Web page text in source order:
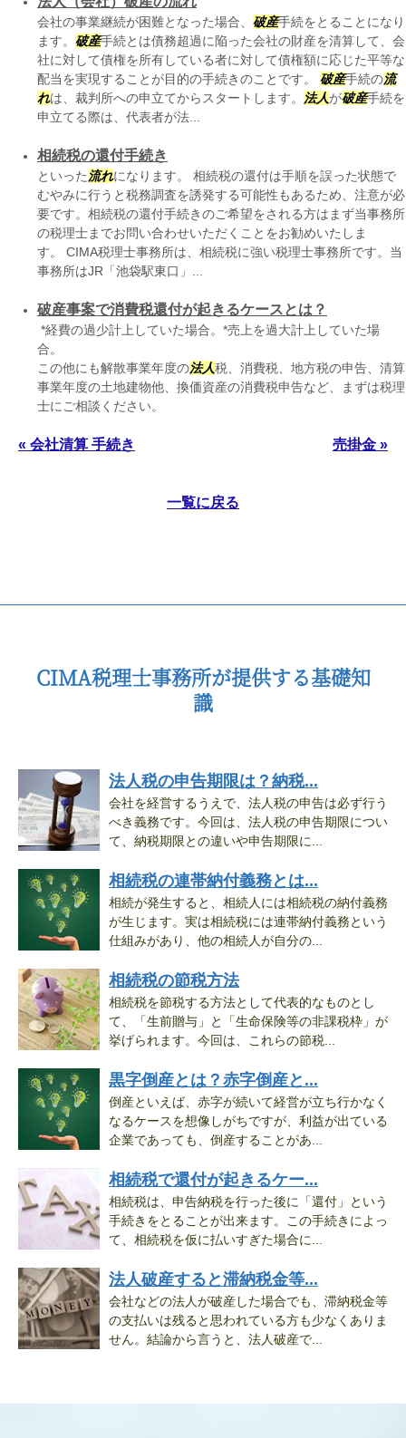
会社の事業継続が困難となった場合、 破産手続をとることになり
ます。 破産手続とは債務超過に陥った会社の財産を清算して、会
社に対して債権を所有している者に対して債権額に応じた平等な
配当を実現することが目的の手続きのことです。 破産手続の流
れは、裁判所への申立てからスタートします。 法人が破産手続を
申立てる際は、代表者が法...
相続税の還付手続き
といった流れになります。 相続税の還付は手順を誤った状態で
むやみに行うと税務調査を誘発する可能性もあるため、注意が必
要です。相続税の還付手続きのご希望をされる方はまず当事務所
の税理士までお問い合わせいただくことをお勧めいたしま
す。 CIMA税理士事務所は、相続税に強い税理士事務所です。当
事務所はJR「池袋駅東口」...
破産事案で消費税還付が起きるケースとは？
*経費の過少計上していた場合。*売上を過大計上していた場
合
この他にも解散事業年度の法人税、消費税、地方税の申告、清算
事業年度の土地建物他、換価資産の消費税申告など、まずは税理
士にご相談ください。
« 会社清算 手続き 売掛金 »
一覧に戻る
CIMA税理士事務所が提供する基礎知
識
法人税の申告期限は？納税...
会社を経営するうえで、法人税の申告は必ず行う
べき義務です。今回は、法人税の申告期限につい
て、納税期限との違いや申告期限に...
相続税の連帯納付義務とは...
相続が発生すると、相続人には相続税の納付義務
が生じます。実は相続税には連帯納付義務という
仕組みがあり、他の相続人が自分の...
相続税の節税方法
相続税を節税する方法として代表的なものとし
て、「生前贈与」と「生命保険等の非課税枠」が
挙げられます。今回は、これらの節税...
黒字倒産とは？赤字倒産と...
倒産といえば、赤字が続いて経営が立ち行かなく
なるケースを想像しがちですが、利益が出ている
企業であっても、倒産することがあ...
相続税で還付が起きるケー...
相続税は、申告納税を行った後に「還付」という
手続きをとることが出来ます。この手続きによっ
て、相続税を仮に払いすぎた場合に...
法人破産すると滞納税金等...
会社などの法人が破産した場合でも、滞納税金等
の支払いは残ると思われている方も少なくありま
せん。結論から言うと、法人破産で...